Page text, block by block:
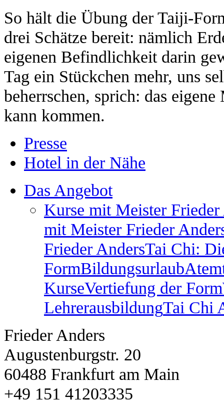
So hält die Übung der Taiji-
drei Schätze bereit: nämlich
eigenen Befindlichkeit darin
Tag ein Stückchen mehr, uns
beherrschen, sprich: das
kann kommen.
Presse
Hotel in der Nähe
Das Angebot
Kurse mit Meister
mit Meister Frieder
Frieder AndersTai Chi:
FormBildungsurlaub
KurseVertiefung der Form
LehrerausbildungTai Chi
Frieder Anders
Augustenburgstr. 20
60488 Frankfurt am Main
+49 151 41203335